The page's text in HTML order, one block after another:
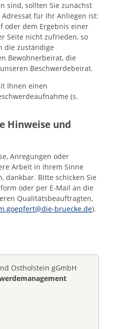
sind, sollten Sie zunächst
für Ihr Anliegen ist:
oder dem Ergebnis einer
Seite nicht zufrieden, so
die zuständige
Bewohnerbeirat, die
Beschwerdebeirat.
Ihnen einen
(s.
Hinweise und
Anregungen oder
Arbeit in Ihrem Sinne
dankbar. Bitte schicken Sie
oder per E-Mail an die
Qualitätsbeauftragten,
bruecke.de).
Ostholstein gGmbH